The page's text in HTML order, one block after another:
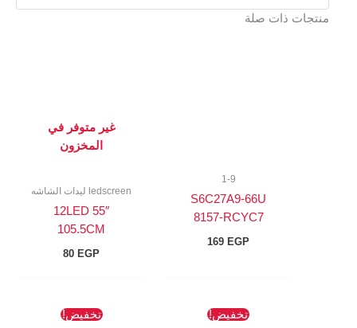
منتجات ذات صلة
1-9
S6C27A9-66U
8157-RCYC7
169EGP
غير متوفر في
المخزون
ledscreen ليدات الشاشه
12LED 55″
105.5CM
80EGP
تخفيض!
السعر
تخفيض!
السعر